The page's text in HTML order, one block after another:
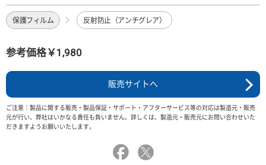
保護フィルム 反射防止（アンチグレア）
参考価格￥1,980
販売サイトへ
ご注意：製品に関する販売・製品保証・サポート・アフターサービス等の対応は製造元・販売
元が行い、弊社はいかなる責任も負いません。詳しくは、製造元・販売元にお問い合わせいた
だきますようお願いいたします。